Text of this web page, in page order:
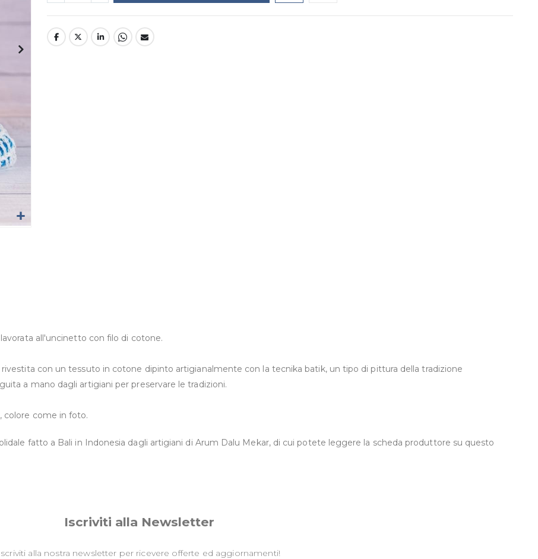
all'uncinetto con filo di cotone.
con un tessuto in cotone dipinto artigianalmente con la tecnika batik, un tipo di pittura della tradizione
a mano dagli artigiani per preservare le tradizioni.
colore come in foto.
fatto a Bali in Indonesia dagli artigiani di Arum Dalu Mekar, di cui potete leggere la scheda produttore su questo
Iscriviti alla Newsletter
alla nostra newsletter per ricevere offerte ed aggiornamenti!